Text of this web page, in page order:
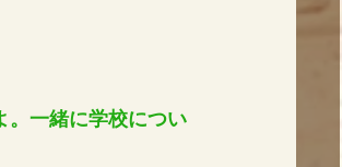
。一緒に学校につい